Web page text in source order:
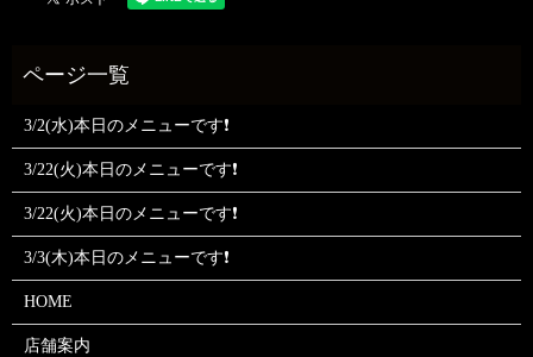
3/2(水)本日のメニューです❗
3/22(火)本日のメニューです❗
3/22(火)本日のメニューです❗
3/3(木)本日のメニューです❗
HOME
店舗案内